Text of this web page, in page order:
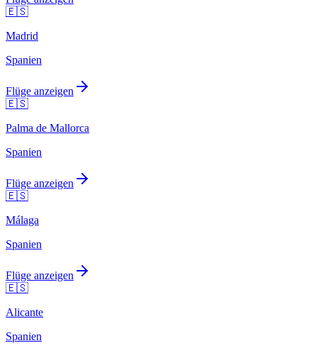
🇪🇸
Madrid
Spanien
Flüge anzeigen
🇪🇸
Palma de Mallorca
Spanien
Flüge anzeigen
🇪🇸
Málaga
Spanien
Flüge anzeigen
🇪🇸
Alicante
Spanien